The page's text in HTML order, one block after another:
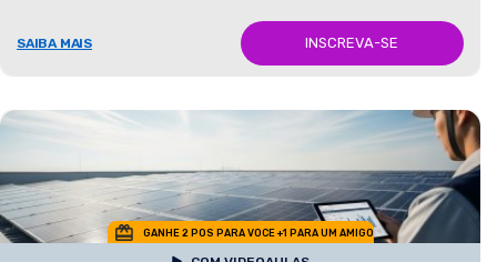
SAIBA MAIS INSCREVA-SE
GANHE 2 POS PARA VOCE +1 PARA UM AMIGO